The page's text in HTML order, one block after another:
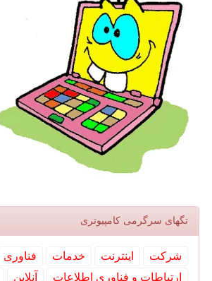
تگهای سرگرمی كامپیوتری
شركت اینترنت خدمات فناوری
ارتباطات و فناوری اطلاعات
آنلاین